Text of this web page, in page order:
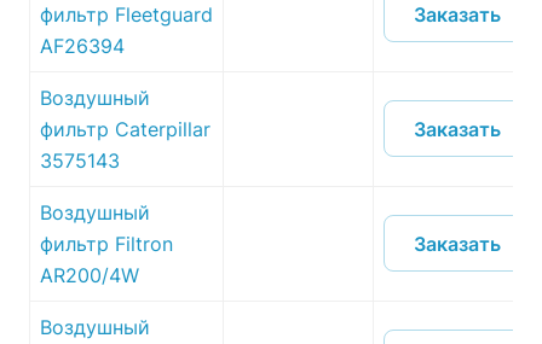
фильтр Fleetguard
AF26394
Заказать
Воздушный
фильтр Caterpillar
3575143
Заказать
Воздушный
фильтр Filtron
AR200/4W
Заказать
Воздушный